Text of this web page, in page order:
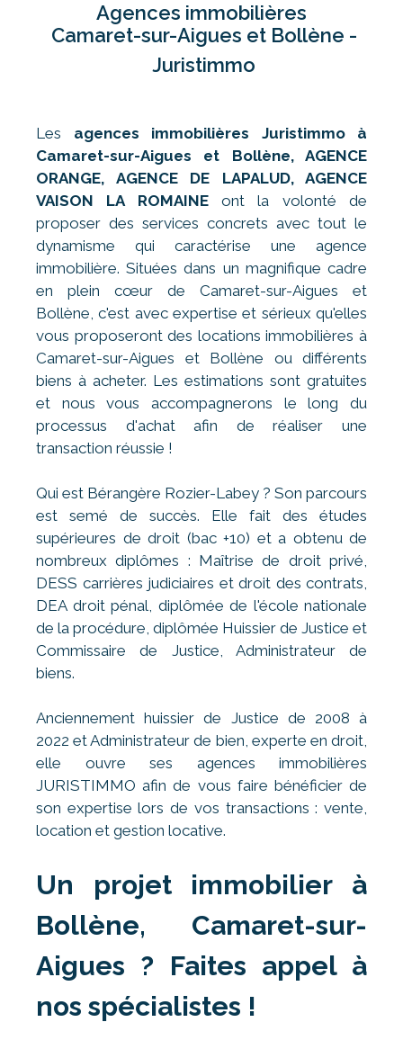
Agences immobilières
Camaret-sur-Aigues et Bollène -
Juristimmo
Les agences immobilières Juristimmo à
Camaret-sur-Aigues
et Bollène, AGENCE
ORANGE, AGENCE DE LAPALUD, AGENCE
VAISON LA ROMAINE ont la volonté de
proposer des services concrets avec tout le
dynamisme qui caractérise une agence
immobilière. Situées dans un magnifique cadre
en plein cœur de Camaret-sur-Aigues et
Bollène, c'est avec expertise et sérieux qu'elles
vous proposeront des locations immobilières à
Camaret-sur-Aigues et Bollène ou différents
biens à acheter. Les estimations sont gratuites
et nous vous accompagnerons le long du
processus d'achat afin de réaliser une
transaction réussie !
Qui est Bérangère Rozier-Labey ? Son parcours
est semé de succès. Elle fait des études
supérieures de droit (bac +10) et a obtenu de
nombreux diplômes : Maîtrise de droit privé,
DESS carrières judiciaires et droit des contrats,
DEA droit pénal, diplômée de l'école nationale
de la procédure, diplômée Huissier de Justice et
Commissaire de Justice, Administrateur de
biens.
Anciennement huissier de Justice de 2008 à
2022 et Administrateur de bien, experte en droit,
elle ouvre ses agences immobilières
JURISTIMMO afin de vous faire bénéficier de
son expertise lors de vos transactions : vente,
location et gestion locative.
Un projet immobilier à
Bollène, Camaret-sur-
Aigues ? Faites appel à
nos spécialistes !